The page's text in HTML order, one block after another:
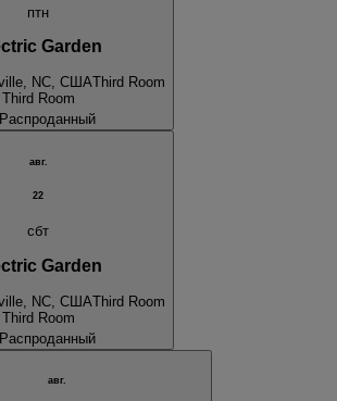
птн
Garden
NC, СШАThird Room
Third Room
Распроданный
авг.
22
сбт
Garden
NC, СШАThird Room
Third Room
Распроданный
авг.